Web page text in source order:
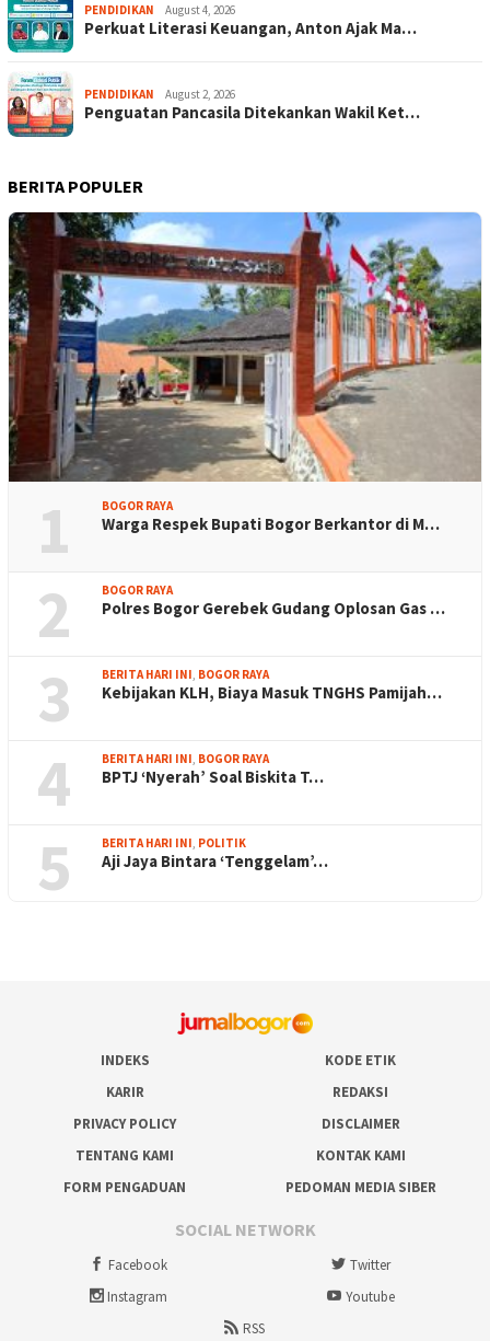
PENDIDIKAN August 4, 2026
Perkuat Literasi Keuangan, Anton Ajak Ma…
PENDIDIKAN August 2, 2026
Penguatan Pancasila Ditekankan Wakil Ket…
BERITA POPULER
1 BOGOR RAYA
Warga Respek Bupati Bogor Berkantor di M…
2 BOGOR RAYA
Polres Bogor Gerebek Gudang Oplosan Gas …
3 BERITA HARI INI BOGOR RAYA
Kebijakan KLH, Biaya Masuk TNGHS Pamijah…
4 BERITA HARI INI BOGOR RAYA
BPTJ ‘Nyerah’ Soal Biskita T…
5 BERITA HARI INI POLITIK
Aji Jaya Bintara ‘Tenggelam’…
INDEKS
KODE ETIK
KARIR
REDAKSI
PRIVACY POLICY
DISCLAIMER
TENTANG KAMI
KONTAK KAMI
FORM PENGADUAN
PEDOMAN MEDIA SIBER
SOCIAL NETWORK
Facebook
Twitter
Instagram
Youtube
RSS